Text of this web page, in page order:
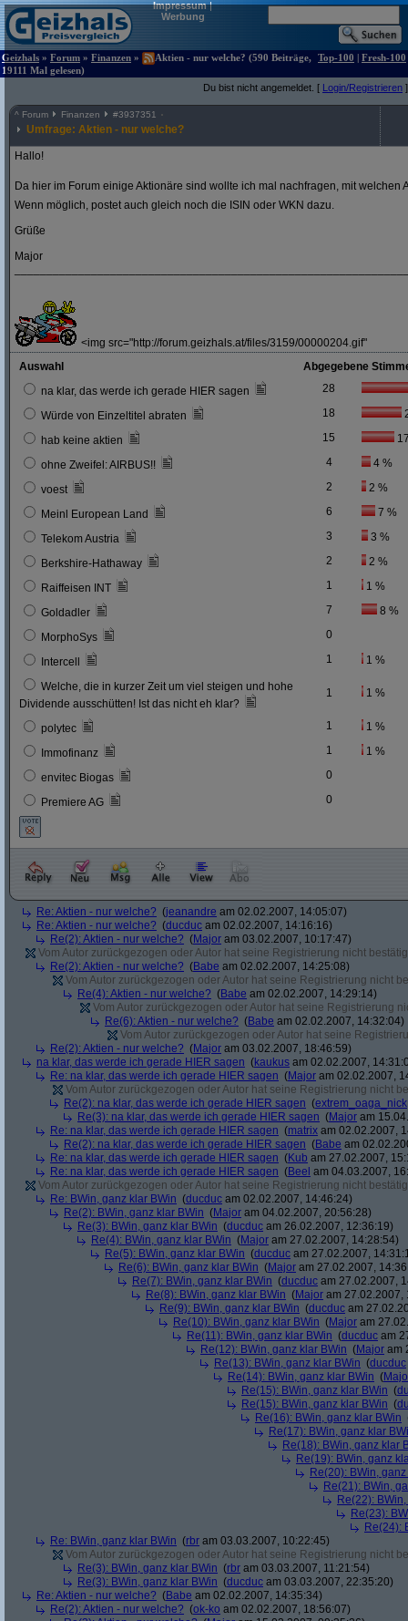
Impressum|
Werbung
Geizhals » Forum » Finanzen »
Aktien - nur welche? (590 Beiträge,
19111 Mal gelesen)
Top-100 | Fresh-100
Du bist nicht angemeldet. [ Login/Registrieren ]
^ Forum Finanzen #3937351
Umfrage: Aktien - nur welche?
Hallo!
Da hier im Forum einige Aktionäre sind wollte ich mal nachfragen, mit welchen
Wenn möglich, postet auch gleich noch die ISIN oder WKN dazu.
Grüße
Major
<img src="http://forum.geizhals.at/files/3159/00000204.gif"
Auswahl
Abgegebene
na klar, das werde ich gerade HIER sagen
28
Würde von Einzeltitel abraten 18
hab keine aktien 15
ohne Zweifel: AIRBUS!! 4 4 %
voest 2 2 %
Meinl European Land 6 7 %
Telekom Austria 3 3 %
Berkshire-Hathaway 2 2 %
Raiffeisen INT 1 1 %
Goldadler 7 8 %
MorphoSys 0
Intercell 1 1 %
Welche, die in kurzer Zeit um viel steigen und hohe
Dividende ausschütten! Ist das nicht eh klar?
1 1 %
polytec 1 1 %
Immofinanz 1 1 %
envitec Biogas 0
Premiere AG 0
Re: Aktien - nur welche? (jeanandre am 02.02.2007, 14:05:07)
Re: Aktien - nur welche? (ducduc am 02.02.2007, 14:16:16)
Re(2): Aktien - nur welche? (Major am 03.02.2007, 10:17:47)
Vom Autor zurückgezogen oder Autor hat seine Registrierung nicht
Re(2): Aktien - nur welche? (Babe am 02.02.2007, 14:25:08)
Vom Autor zurückgezogen oder Autor hat seine Registrierung nicht
Re(4): Aktien - nur welche? (Babe am 02.02.2007, 14:29:14)
Vom Autor zurückgezogen oder Autor hat seine Registrierung
Re(6): Aktien - nur welche? (Babe am 02.02.2007, 14:32:04)
Vom Autor zurückgezogen oder Autor hat seine
Re(2): Aktien - nur welche? (Major am 03.02.2007, 18:46:59)
na klar, das werde ich gerade HIER sagen (kaukus am 02.02.2007,
Re: na klar, das werde ich gerade HIER sagen (Major am 02.02.2007,
Vom Autor zurückgezogen oder Autor hat seine Registrierung nicht
Re(2): na klar, das werde ich gerade HIER sagen (extrem_oaga_nick
Re(3): na klar, das werde ich gerade HIER sagen (Major am
Re: na klar, das werde ich gerade HIER sagen (matrix am 02.02.2007,
Re(2): na klar, das werde ich gerade HIER sagen (Babe am
Re: na klar, das werde ich gerade HIER sagen (Kub am 27.02.2007,
Re: na klar, das werde ich gerade HIER sagen (Beel am 04.03.2007,
Vom Autor zurückgezogen oder Autor hat seine Registrierung nicht
Re: BWin, ganz klar BWin (ducduc am 02.02.2007, 14:46:24)
Re(2): BWin, ganz klar BWin (Major am 04.02.2007, 20:56:28)
Re(3): BWin, ganz klar BWin (ducduc am 26.02.2007, 12:36:19)
Re(4): BWin, ganz klar BWin (Major am 27.02.2007, 14:28:54)
Re(5): BWin, ganz klar BWin (ducduc am 27.02.2007,
Re(6): BWin, ganz klar BWin (Major am 27.02.2007,
Re(7): BWin, ganz klar BWin (ducduc am 27.02.2007,
Re(8): BWin, ganz klar BWin (Major am 27.02.2007,
Re(9): BWin, ganz klar BWin (ducduc am
Re(10): BWin, ganz klar BWin (Major am
Re(11): BWin, ganz klar BWin (ducduc am
Re(12): BWin, ganz klar BWin (Major am
Re(13): BWin, ganz klar BWin (ducduc
Re(14): BWin, ganz klar BWin (
Re(15): BWin, ganz klar BWin (
Re(15): BWin, ganz klar BWin (
Re(16): BWin, ganz klar BWin
Re(17): BWin, ganz klar
Re(18): BWin, ganz klar
Re(19): BWin, ganz
Re(20): BWin,
Re(21): BWin,
Re(22):
Re(23):
Re(24):
Re: BWin, ganz klar BWin (rbr am 03.03.2007, 10:22:45)
Vom Autor zurückgezogen oder Autor hat seine Registrierung nicht
Re(3): BWin, ganz klar BWin (rbr am 03.03.2007, 11:21:54)
Re(3): BWin, ganz klar BWin (ducduc am 03.03.2007, 22:35:20)
Re: Aktien - nur welche? (Babe am 02.02.2007, 14:35:34)
Re(2): Aktien - nur welche? (ok-ko am 02.02.2007, 18:56:07)